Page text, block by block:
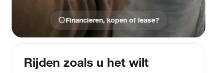
infoFinancieren, kopen of lease?
Rijden zoals u het wilt